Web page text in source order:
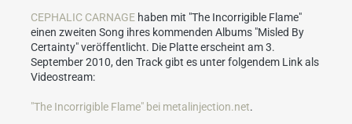
CEPHALIC CARNAGE haben mit "The Incorrigible Flame"
einen zweiten Song ihres kommenden Albums "Misled By
Certainty" veröffentlicht. Die Platte erscheint am 3.
September 2010, den Track gibt es unter folgendem Link als
Videostream:
"The Incorrigible Flame" bei metalinjection.net.